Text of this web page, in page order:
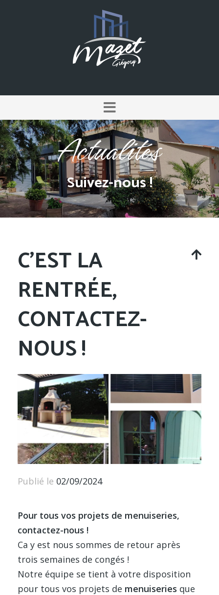
Actualités
Suivez-nous !
C'EST LA
RENTRÉE,
CONTACTEZ-
NOUS !
Publié le 02/09/2024
Pour tous vos projets de menuiseries,
contactez-nous !
Ca y est nous sommes de retour après
trois semaines de congés !
Notre équipe se tient à votre disposition
pour tous vos projets de menuiseries que